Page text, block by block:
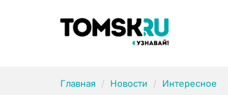
Главная Новости Интересное
Рубрики